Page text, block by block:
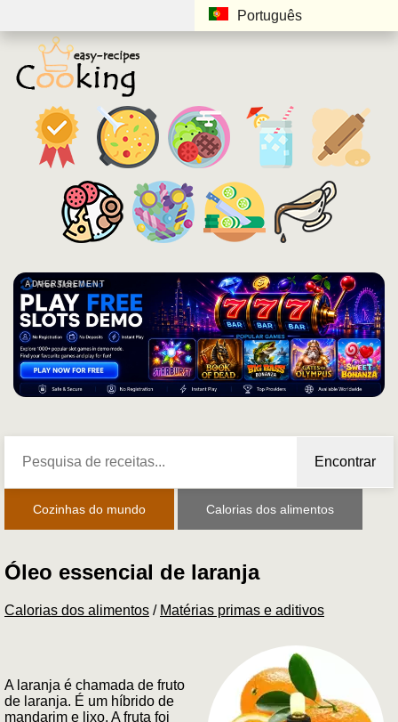
Português
ADVERTISEMENT
Encontrar
Cozinhas do mundo Calorias dos alimentos
Óleo essencial de laranja
Calorias dos alimentos / Matérias primas e aditivos
A laranja é chamada de fruto
de laranja. É um híbrido de
mandarim e lixo. A fruta foi